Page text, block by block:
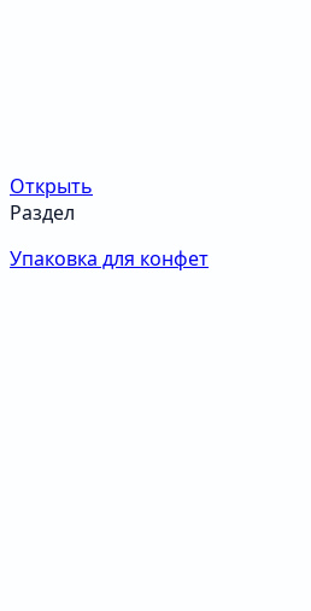
Открыть
Раздел
Упаковка для конфет